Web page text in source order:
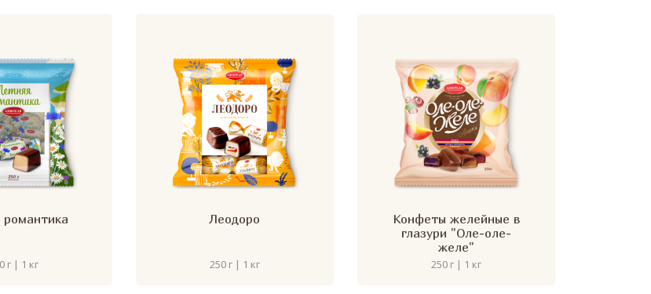
романтика
г | 1 кг
Леодоро
250 г | 1 кг
Конфеты желейные в
глазури "Оле-оле-
желе"
250 г | 1 кг